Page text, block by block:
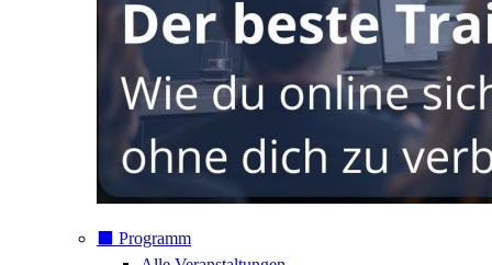
⬛️ Programm